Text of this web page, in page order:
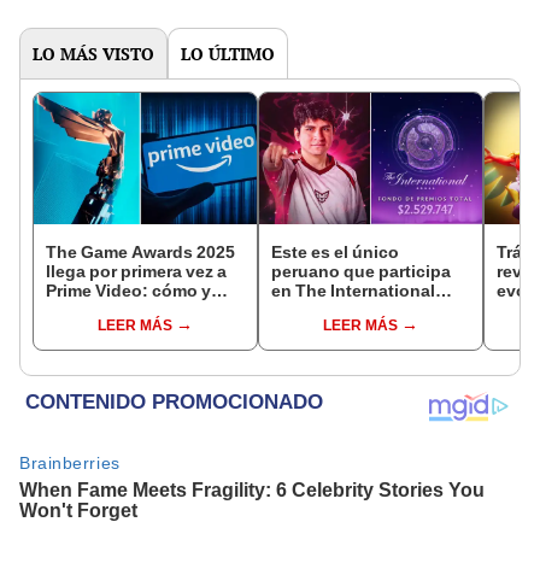
LO MÁS VISTO LO ÚLTIMO
The Game Awards 2025
llega por primera vez a
Prime Video: cómo y
LEER MÁS
Este es el único
peruano que participa
en The International
equipo Heroic
LEER MÁS